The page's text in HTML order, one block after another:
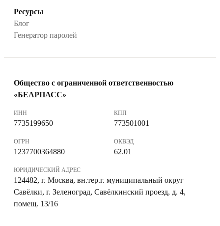
Ресурсы
Блог
Генератор паролей
Общество с ограниченной ответственностью
«БЕАРПАСС»
ИНН
7735199650
КПП
773501001
ОГРН
1237700364880
ОКВЭД
62.01
ЮРИДИЧЕСКИЙ АДРЕС
124482, г. Москва, вн.тер.г. муниципальный округ
Савёлки, г. Зеленоград, Савёлкинский проезд, д. 4,
помещ. 13/16